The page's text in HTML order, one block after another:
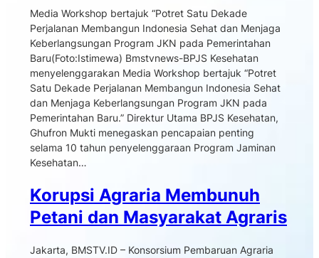
Media Workshop bertajuk “Potret Satu Dekade
Perjalanan Membangun Indonesia Sehat dan Menjaga
Keberlangsungan Program JKN pada Pemerintahan
Baru(Foto:Istimewa) Bmstvnews-BPJS Kesehatan
menyelenggarakan Media Workshop bertajuk “Potret
Satu Dekade Perjalanan Membangun Indonesia Sehat
dan Menjaga Keberlangsungan Program JKN pada
Pemerintahan Baru.” Direktur Utama BPJS Kesehatan,
Ghufron Mukti menegaskan pencapaian penting
selama 10 tahun penyelenggaraan Program Jaminan
Kesehatan…
Korupsi Agraria Membunuh
Petani dan Masyarakat Agraris
Jakarta, BMSTV.ID – Konsorsium Pembaruan Agraria